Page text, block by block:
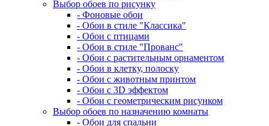
Выбор обоев по рисунку
- Фоновые обои
- Обои в стиле "Классика"
- Обои с птицами
- Обои в стиле "Прованс"
- Обои с растительным орнаментом
- Обои в клетку, полоску
- Обои с животным принтом
- Обои с 3D эффектом
- Обои с геометрическим рисунком
Выбор обоев по назначению комнаты
- Обои для спальни